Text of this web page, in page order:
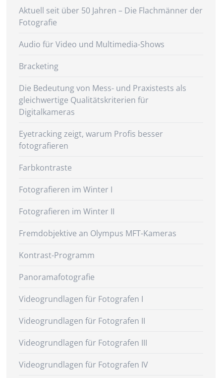
Aktuell seit über 50 Jahren – Die Flachmänner der
Fotografie
Audio für Video und Multimedia-Shows
Bracketing
Die Bedeutung von Mess- und Praxistests als
gleichwertige Qualitätskriterien für
Digitalkameras
Eyetracking zeigt, warum Profis besser
fotografieren
Farbkontraste
Fotografieren im Winter I
Fotografieren im Winter II
Fremdobjektive an Olympus MFT-Kameras
Kontrast-Programm
Panoramafotografie
Videogrundlagen für Fotografen I
Videogrundlagen für Fotografen II
Videogrundlagen für Fotografen III
Videogrundlagen für Fotografen IV